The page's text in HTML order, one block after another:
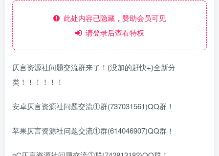
此处内容已隐藏，赞助会员可见
请登录后查看特权
仄言资源社问题交流群来了！(没加的赶快+)全新分
类！！！！！！
安卓仄言资源社问题交流①群(737031561)QQ群！
苹果仄言资源社问题交流①群(614046907)QQ群！